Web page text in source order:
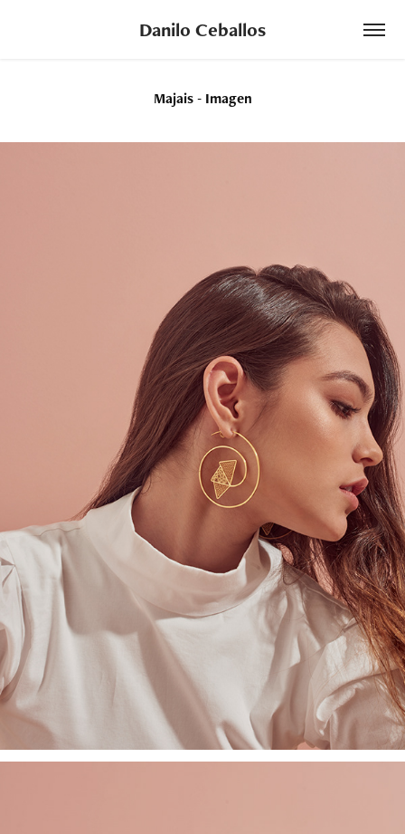
Danilo Ceballos
Majais - Imagen